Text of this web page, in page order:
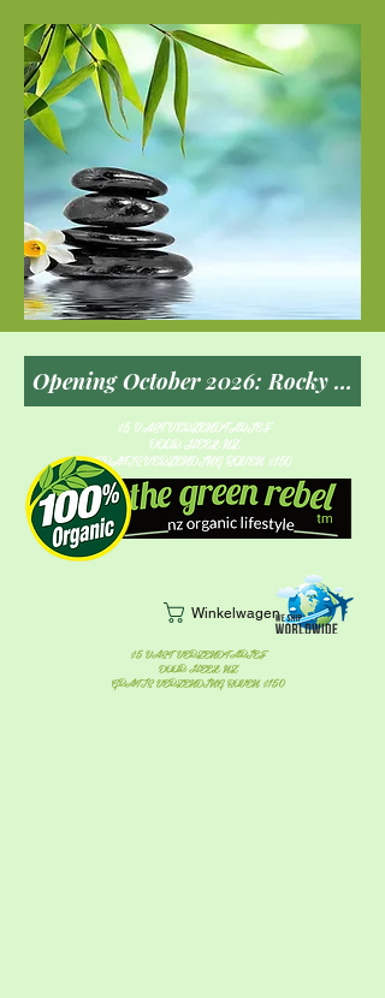
$5 VAST VERZENDTARIEF
DOOR HEEL NZ
GRATIS VERZENDING BOVEN $150
Winkelwagen
$5 VAST VERZENDTARIEF
DOOR HEEL NZ
GRATIS VERZENDING BOVEN $150